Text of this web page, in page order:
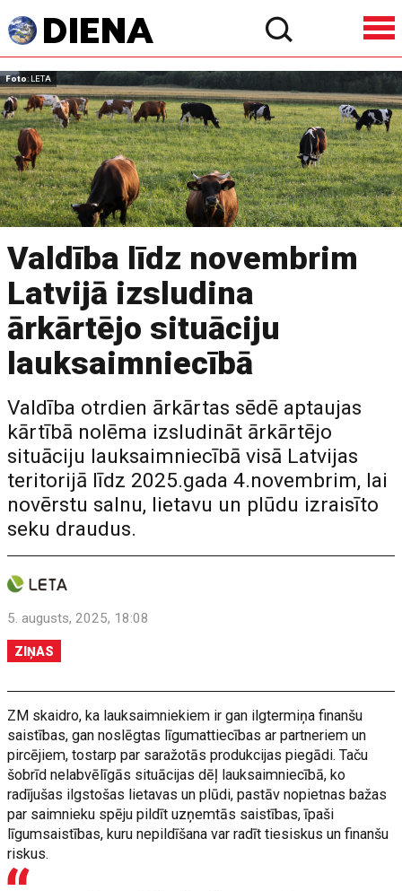
Foto: LETA
Valdība līdz novembrim
Latvijā izsludina
ārkārtējo situāciju
lauksaimniecībā
Valdība otrdien ārkārtas sēdē aptaujas
kārtībā nolēma izsludināt ārkārtējo
situāciju lauksaimniecībā visā Latvijas
teritorijā līdz 2025.gada 4.novembrim, lai
novērstu salnu, lietavu un plūdu izraisīto
seku draudus.
5. augusts, 2025, 18:08
ZIŅAS
ZM skaidro, ka lauksaimniekiem ir gan ilgtermiņa finanšu
saistības, gan noslēgtas līgumattiecības ar partneriem un
pircējiem, tostarp par saražotās produkcijas piegādi. Taču
šobrīd nelabvēlīgās situācijas dēļ lauksaimniecībā, ko
radījušas ilgstošas lietavas un plūdi, pastāv nopietnas bažas
par saimnieku spēju pildīt uzņemtās saistības, īpaši
līgumsaistības, kuru nepildīšana var radīt tiesiskus un finanšu
riskus.